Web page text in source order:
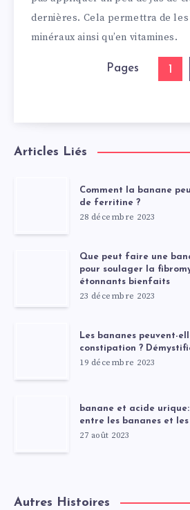
dernières. Cela permettra de
minéraux ainsi qu’en vitamines.
Pages 1
Articles Liés
Comment la banane
de ferritine ?
28 décembre 2023
Que peut faire une
pour soulager la
étonnants bienfaits
23 décembre 2023
Les bananes peuvent-
constipation ?
19 décembre 2023
banane et acide
entre les bananes et
27 août 2023
Autres Histoires